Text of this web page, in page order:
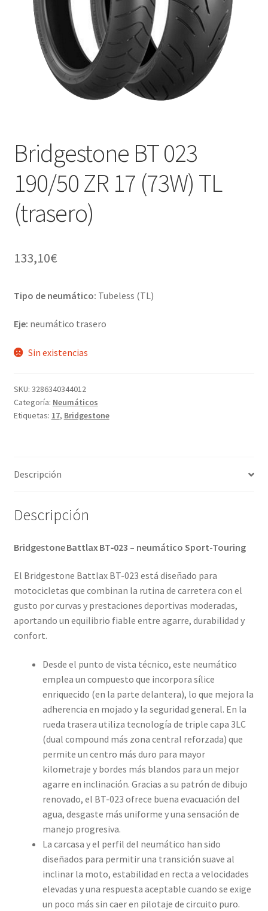
Bridgestone BT 023
190/50 ZR 17 (73W) TL
(trasero)
133,10€
Tipo de neumático: Tubeless (TL)
Eje: neumático trasero
Sin existencias
SKU: 3286340344012
Categoría: Neumáticos
Etiquetas: 17, Bridgestone
Descripción
Descripción
Bridgestone Battlax BT‑023 – neumático Sport-Touring
El Bridgestone Battlax BT-023 está diseñado para
motocicletas que combinan la rutina de carretera con el
gusto por curvas y prestaciones deportivas moderadas,
aportando un equilibrio fiable entre agarre, durabilidad y
confort.
Desde el punto de vista técnico, este neumático
emplea un compuesto que incorpora sílice
enriquecido (en la parte delantera), lo que mejora la
adherencia en mojado y la seguridad general. En la
rueda trasera utiliza tecnología de triple capa 3LC
(dual compound más zona central reforzada) que
permite un centro más duro para mayor
kilometraje y bordes más blandos para un mejor
agarre en inclinación. Gracias a su patrón de dibujo
renovado, el BT-023 ofrece buena evacuación del
agua, desgaste más uniforme y una sensación de
manejo progresiva.
La carcasa y el perfil del neumático han sido
diseñados para permitir una transición suave al
inclinar la moto, estabilidad en recta a velocidades
elevadas y una respuesta aceptable cuando se exige
un poco más sin caer en pilotaje de circuito puro.